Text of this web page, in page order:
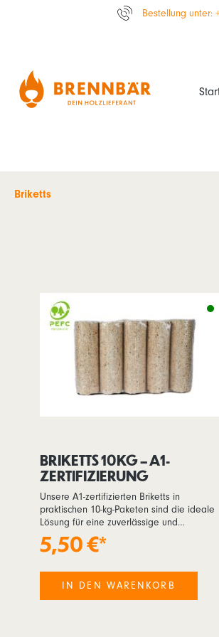
Bestellung unter:
Briketts
BRIKETTS 10KG – A1-
ZERTIFIZIERUNG
Unsere A1-zertifizierten Briketts in
praktischen 10-kg-Paketen sind die ideale
Lösung für eine zuverlässige und
nachhaltige Heizquelle. Diese Briketts
bieten Ihnen eine hohe Brennleistung und
perfekt für Kaminöfen, Kachelöfen und
andere Heizsysteme. Hergestellt aus
hochwertigem Stammholz aus den
5,50 €*
IN DEN WARENKORB